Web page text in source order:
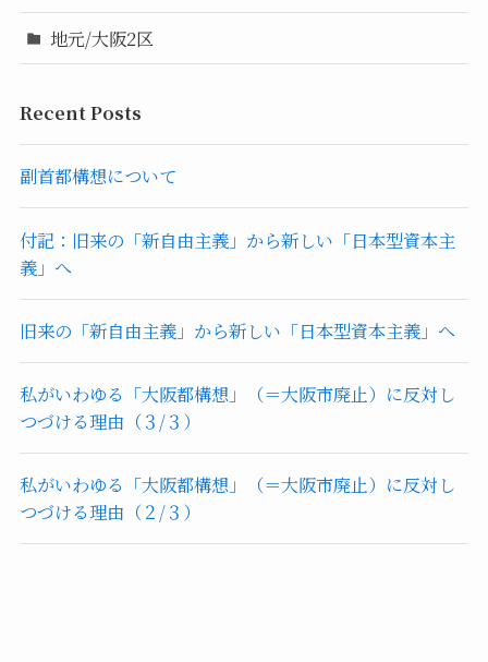
地元/大阪2区
Recent Posts
副首都構想について
付記：旧来の「新自由主義」から新しい「日本型資本主
義」へ
旧来の「新自由主義」から新しい「日本型資本主義」へ
私がいわゆる「大阪都構想」（＝大阪市廃止）に反対し
つづける理由（３/３）
私がいわゆる「大阪都構想」（＝大阪市廃止）に反対し
つづける理由（２/３）